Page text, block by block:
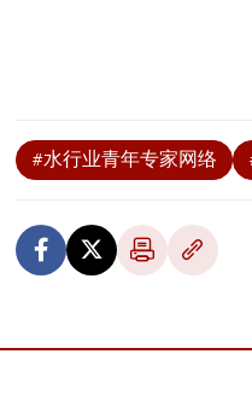
#水行业青年专家网络